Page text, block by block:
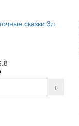
сказки 3л
+